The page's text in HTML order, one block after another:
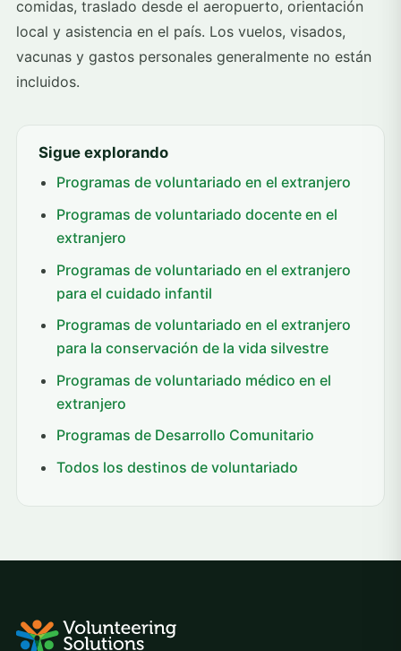
comidas, traslado desde el aeropuerto, orientación
local y asistencia en el país. Los vuelos, visados,
vacunas y gastos personales generalmente no están
incluidos.
Sigue explorando
Programas de voluntariado en el extranjero
Programas de voluntariado docente en el
extranjero
Programas de voluntariado en el extranjero
para el cuidado infantil
Programas de voluntariado en el extranjero
para la conservación de la vida silvestre
Programas de voluntariado médico en el
extranjero
Programas de Desarrollo Comunitario
Todos los destinos de voluntariado